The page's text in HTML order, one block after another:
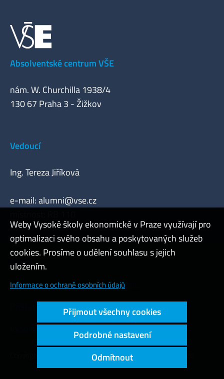
Absolventské centrum VŠE
nám. W. Churchilla 1938/4
130 67 Praha 3 - Žižkov
Vedoucí
Ing. Tereza Jiříková
e-mail:alumni@vse.cz
Admin
Cookies a ochrana osobních údajů
Přístupnost webu
Vysoký kontrast
Copyright © 2000 - 2026 Vysoká škola ekonomická v Praze
Weby Vysoké školy ekonomické v Praze využívají pro
optimalizaci svého obsahu a poskytovaných služeb
cookies. Prosíme o udělení souhlasu s jejich
uložením.
Informace o ochraně osobních údajů
Přijmout všechny cookies
Podrobné nastavení
Odmítnout